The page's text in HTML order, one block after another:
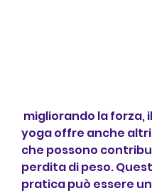
yoga offre anche
che possono
perdita di peso.
pratica può essere